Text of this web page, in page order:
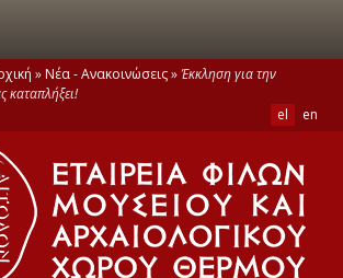
» Νέα - Ανακοινώσεις»Έκκληση για την
el
en